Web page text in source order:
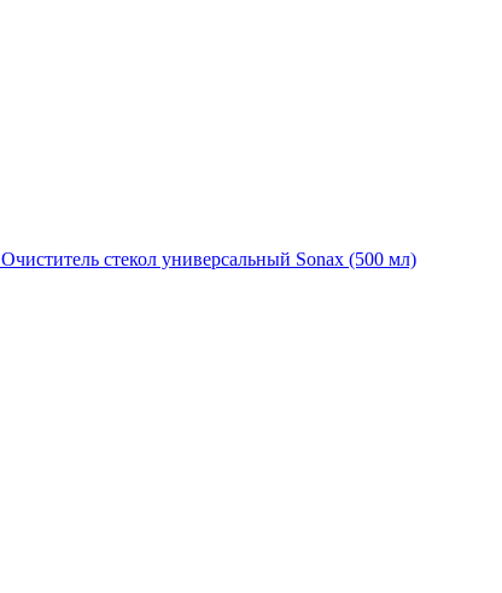
Очиститель стекол универсальный Sonax (500 мл)